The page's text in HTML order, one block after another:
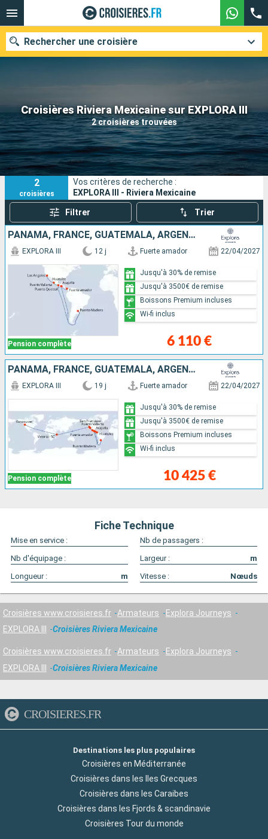
Croisières Riviera Mexicaine sur EXPLORA III
2 croisières trouvées
Rechercher une croisière
Nos destinations
Mois de départ
Ports Compagnies
Rechercher
2
croisières
Vos critères de recherche :
EXPLORA III - Riviera Mexicaine
Filtrer Trier
PANAMA, FRANCE, GUATEMALA, ARGENTINE, MEXIQUE, ÉTATS-UNIS
Pension complète
EXPLORA III 12 j Fuerte amador 22/04/2027
6 110 €
Jusqu'à 30% de remise
Jusqu'à 3500€ de remise
Boissons Premium incluses
Wi-fi inclus
PANAMA, FRANCE, GUATEMALA, ARGENTINE, MEXIQUE, ÉTATS-UNIS, SEYCHELLES, CANADA
Pension complète
EXPLORA III 19 j Fuerte amador 22/04/2027
10 425 €
Jusqu'à 30% de remise
Jusqu'à 3500€ de remise
Boissons Premium incluses
Wi-fi inclus
Fiche Technique
Mise en service :
Nb de passagers :
Nb d'équipage :
Largeur :
m
Longueur :
m Vitesse : Nœuds
Croisières www.croisieres.fr Armateurs
Explora Journeys
EXPLORA III
Croisières Riviera Mexicaine
Croisières www.croisieres.fr Armateurs
Explora Journeys
EXPLORA III
Croisières Riviera Mexicaine
CROISIERES.FR
Destinations les plus populaires
Croisières en Méditerranée
Croisières dans les Iles Grecques
Croisières dans les Caraibes
Croisières dans les Fjords & scandinavie
Croisières Tour du monde